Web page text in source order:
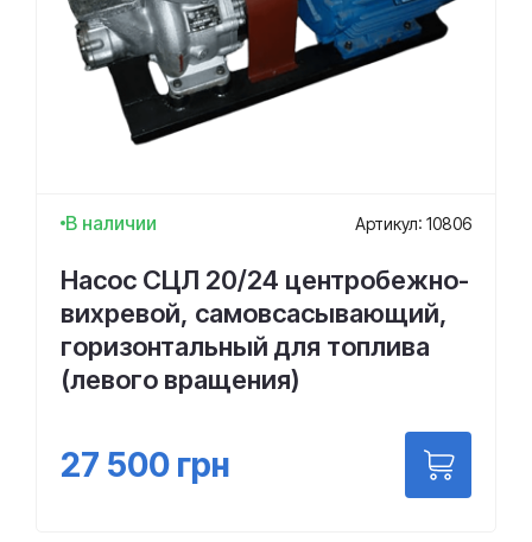
В наличии Артикул: 10806
Насос СЦЛ 20/24 центробежно-
вихревой, самовсасывающий,
горизонтальный для топлива
(левого вращения)
27 500 грн